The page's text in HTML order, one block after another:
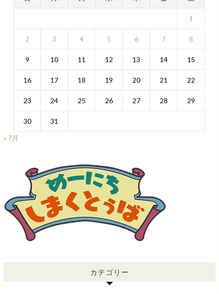
1
2 3 4 5 6 7 8
9 10 11 12 13 14 15
16 17 18 19 20 21 22
23 24 25 26 27 28 29
30
31
« 7月
カテゴリー